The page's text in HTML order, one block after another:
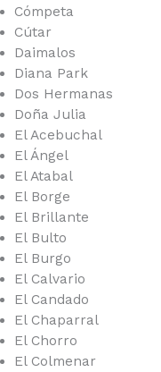
Cómpeta
Cútar
Daimalos
Diana Park
Dos Hermanas
Doña Julia
El Acebuchal
El Ángel
El Atabal
El Borge
El Brillante
El Bulto
El Burgo
El Calvario
El Candado
El Chaparral
El Chorro
El Colmenar